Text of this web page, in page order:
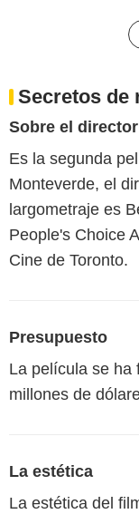
Secretos de
Sobre el director
Es la segunda
Monteverde, el
largometraje es
People's Choice
Cine de Toronto.
Presupuesto
La película se ha
millones de
La estética
La estética del